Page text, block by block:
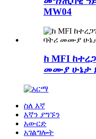
MW04
ከ MFI
መሙያ ሁኔታ
ስለ እኛ
እኛን ያግኙን
አውርድ
አገልግሎት